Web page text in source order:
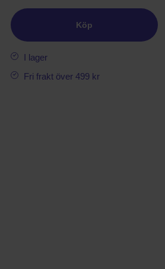
Köp
I lager
Fri frakt över 499 kr